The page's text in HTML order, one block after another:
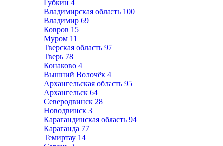
Губкин 4
Владимирская область 100
Владимир 69
Ковров 15
Муром 11
Тверская область 97
Тверь 78
Конаково 4
Вышний Волочёк 4
Архангельская область 95
Архангельск 64
Северодвинск 28
Новодвинск 3
Карагандинская область 94
Караганда 77
Темиртау 14